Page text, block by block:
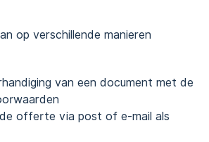
op verschillende manieren
van een document met de
de offerte via post of e-mail als